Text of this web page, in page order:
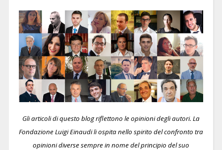
Gli articoli di questo blog riflettono le opinioni degli autori. La
Fondazione Luigi Einaudi li ospita nello spirito del confronto tra
opinioni diverse sempre in nome del principio del suo